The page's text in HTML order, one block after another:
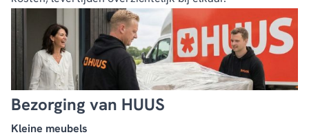
Bezorging van HUUS
Kleine meubels